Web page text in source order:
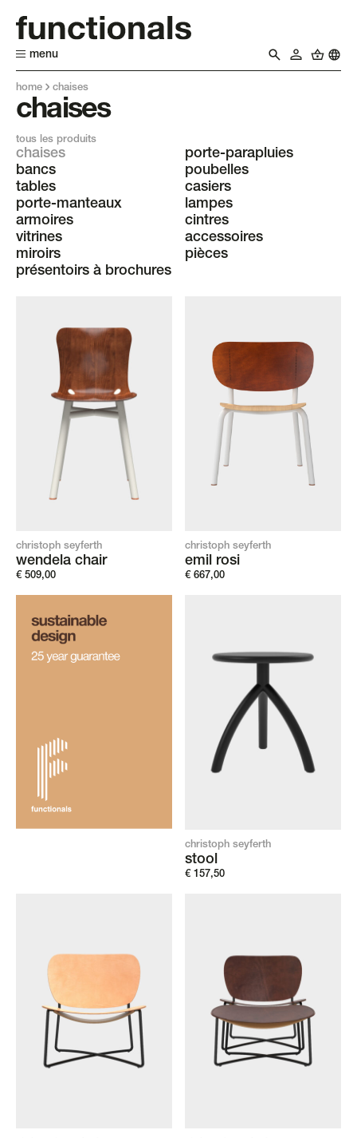
menu
home chaises
chaises
tous les produits
chaises
bancs
tables
porte-manteaux
porte-parapluies
poubelles
casiers
lampes
armoires
vitrines
miroirs
présentoirs à brochures
cintres
accessoires
pièces
christoph seyferth
wendela chair
€ 509,00
christoph seyferth
emil rosi
€ 667,00
christoph seyferth
stool
€ 157,50